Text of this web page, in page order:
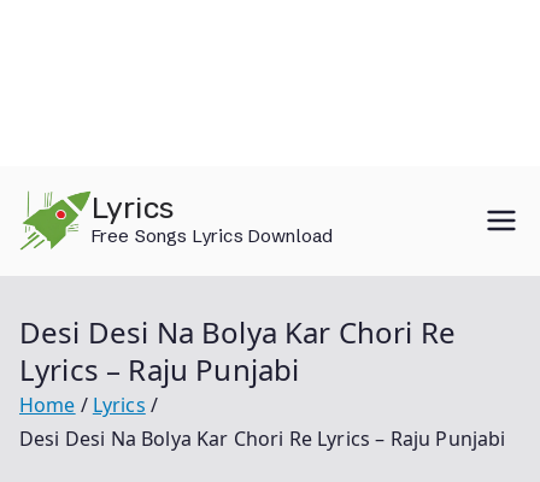
content
Lyrics
Free Songs Lyrics Download
Desi Desi Na Bolya Kar Chori Re
Lyrics – Raju Punjabi
Home
Lyrics
Desi Desi Na Bolya Kar Chori Re Lyrics – Raju Punjabi